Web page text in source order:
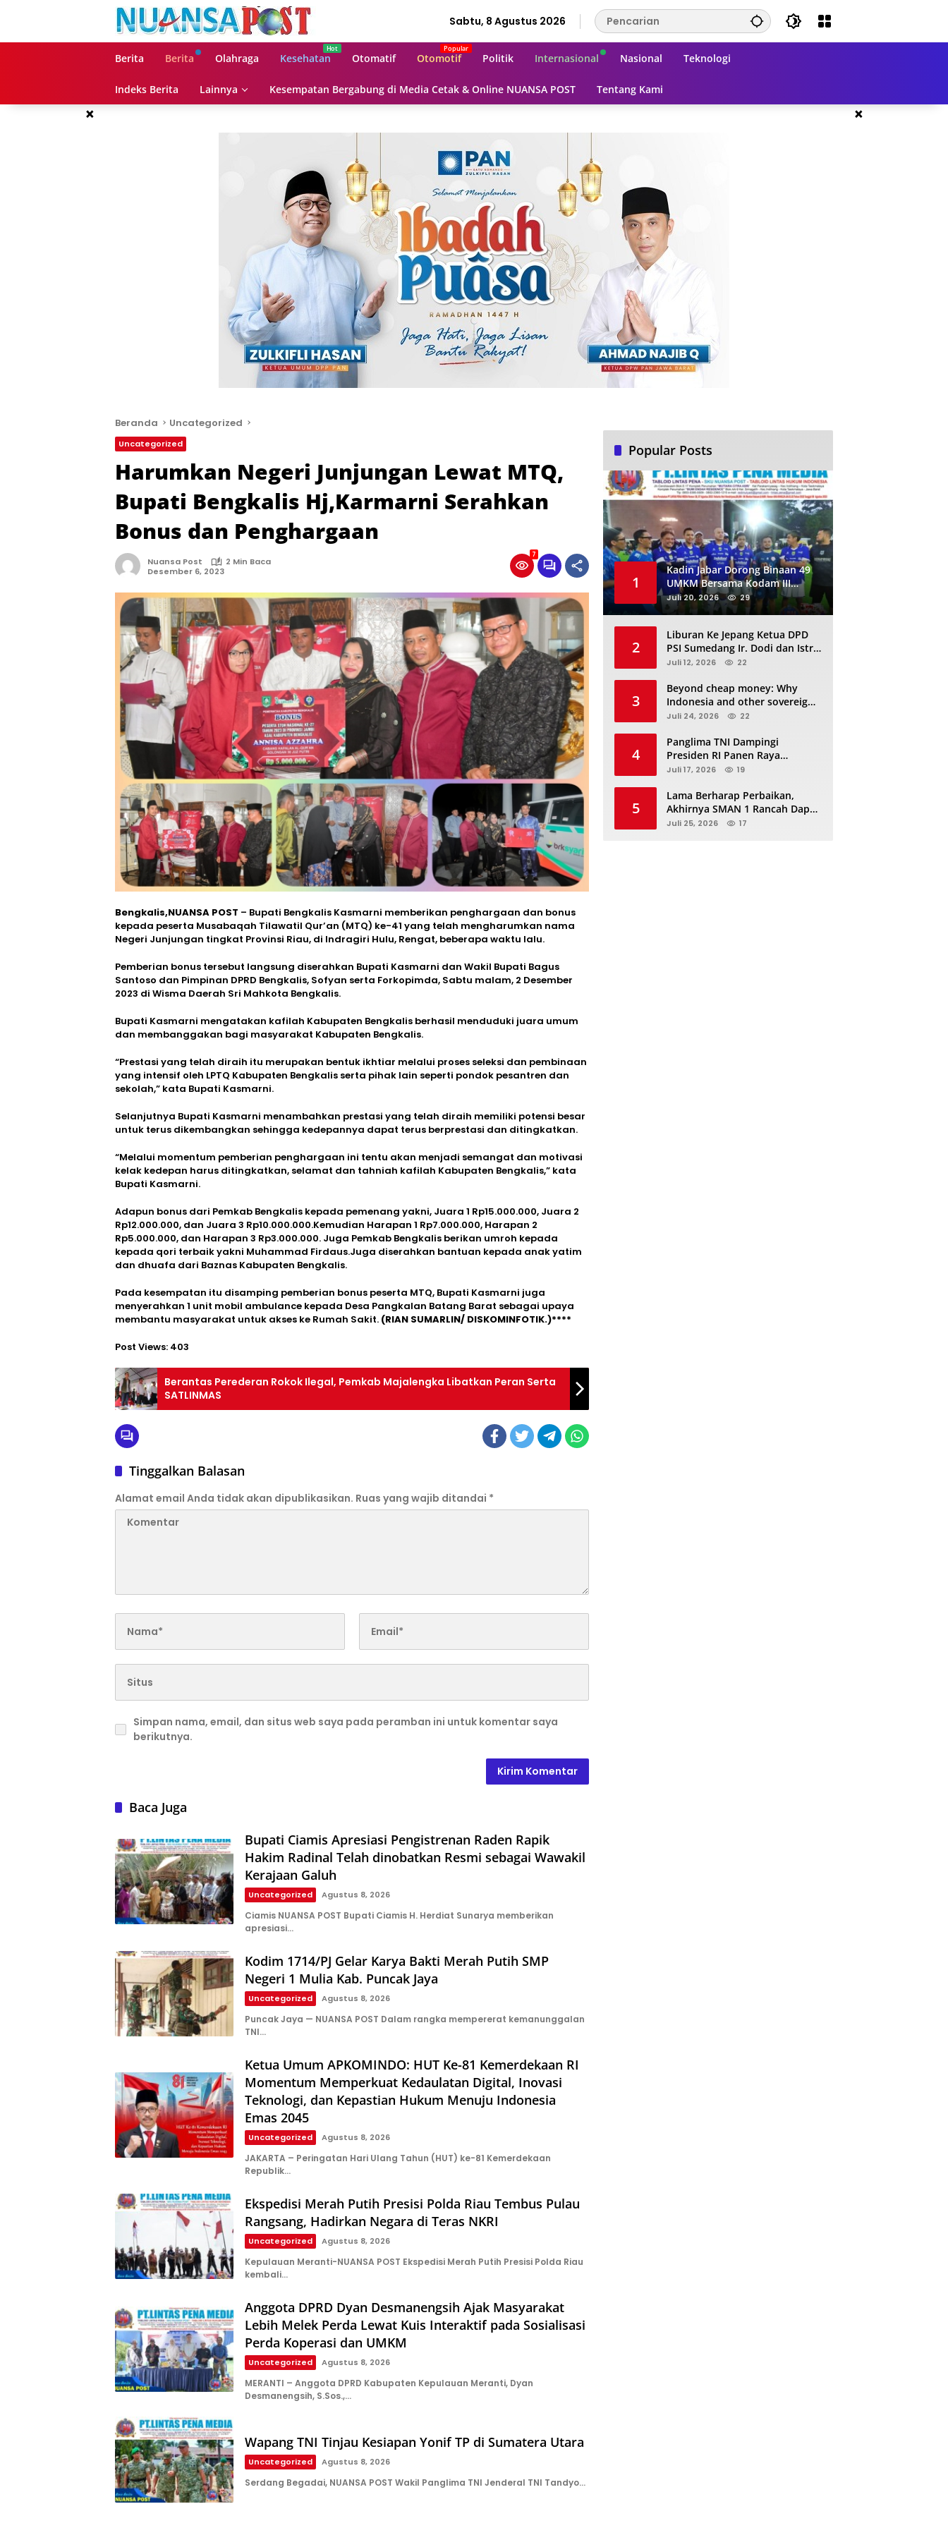
Sabtu, 8 Agustus 2026
Berita Berita Olahraga Kesehatan Otomatif Otomotif Politik Internasional Nasional Teknologi
Indeks Berita Lainnya Kesempatan Bergabung di Media Cetak & Online NUANSA POST Tentang Kami
× ×
Beranda Uncategorized
Uncategorized
Harumkan Negeri Junjungan Lewat MTQ,
Bupati Bengkalis Hj,Karmarni Serahkan
Bonus dan Penghargaan
Nuansa Post
2 Min Baca
Desember 6, 2023
7
Bengkalis,NUANSA POST – Bupati Bengkalis Kasmarni memberikan penghargaan dan bonus
kepada peserta Musabaqah Tilawatil Qur’an (MTQ) ke-41 yang telah mengharumkan nama
Negeri Junjungan tingkat Provinsi Riau, di Indragiri Hulu, Rengat, beberapa waktu lalu.
Pemberian bonus tersebut langsung diserahkan Bupati Kasmarni dan Wakil Bupati Bagus
Santoso dan Pimpinan DPRD Bengkalis, Sofyan serta Forkopimda, Sabtu malam, 2 Desember
2023 di Wisma Daerah Sri Mahkota Bengkalis.
Bupati Kasmarni mengatakan kafilah Kabupaten Bengkalis berhasil menduduki juara umum
dan membanggakan bagi masyarakat Kabupaten Bengkalis.
“Prestasi yang telah diraih itu merupakan bentuk ikhtiar melalui proses seleksi dan pembinaan
yang intensif oleh LPTQ Kabupaten Bengkalis serta pihak lain seperti pondok pesantren dan
sekolah,” kata Bupati Kasmarni.
Selanjutnya Bupati Kasmarni menambahkan prestasi yang telah diraih memiliki potensi besar
untuk terus dikembangkan sehingga kedepannya dapat terus berprestasi dan ditingkatkan.
“Melalui momentum pemberian penghargaan ini tentu akan menjadi semangat dan motivasi
kelak kedepan harus ditingkatkan, selamat dan tahniah kafilah Kabupaten Bengkalis,” kata
Bupati Kasmarni.
Adapun bonus dari Pemkab Bengkalis kepada pemenang yakni, Juara 1 Rp15.000.000, Juara 2
Rp12.000.000, dan Juara 3 Rp10.000.000.Kemudian Harapan 1 Rp7.000.000, Harapan 2
Rp5.000.000, dan Harapan 3 Rp3.000.000. Juga Pemkab Bengkalis berikan umroh kepada
kepada qori terbaik yakni Muhammad Firdaus.Juga diserahkan bantuan kepada anak yatim
dan dhuafa dari Baznas Kabupaten Bengkalis.
Pada kesempatan itu disamping pemberian bonus peserta MTQ, Bupati Kasmarni juga
menyerahkan 1 unit mobil ambulance kepada Desa Pangkalan Batang Barat sebagai upaya
membantu masyarakat untuk akses ke Rumah Sakit. (RIAN SUMARLIN/ DISKOMINFOTIK.)****
Post Views: 403
Berantas Perederan Rokok Ilegal, Pemkab Majalengka Libatkan Peran Serta
SATLINMAS
Tinggalkan Balasan
Alamat email Anda tidak akan dipublikasikan. Ruas yang wajib ditandai *
Simpan nama, email, dan situs web saya pada peramban ini untuk komentar saya
berikutnya.
Baca Juga
Bupati Ciamis Apresiasi Pengistrenan Raden Rapik
Hakim Radinal Telah dinobatkan Resmi sebagai Wawakil
Kerajaan Galuh
Uncategorized Agustus 8, 2026
Ciamis NUANSA POST Bupati Ciamis H. Herdiat Sunarya memberikan
apresiasi…
Kodim 1714/PJ Gelar Karya Bakti Merah Putih SMP
Negeri 1 Mulia Kab. Puncak Jaya
Uncategorized Agustus 8, 2026
Puncak Jaya — NUANSA POST Dalam rangka mempererat kemanunggalan
TNI…
Ketua Umum APKOMINDO: HUT Ke-81 Kemerdekaan RI
Momentum Memperkuat Kedaulatan Digital, Inovasi
Teknologi, dan Kepastian Hukum Menuju Indonesia
Emas 2045
Uncategorized Agustus 8, 2026
JAKARTA – Peringatan Hari Ulang Tahun (HUT) ke-81 Kemerdekaan
Republik…
Ekspedisi Merah Putih Presisi Polda Riau Tembus Pulau
Rangsang, Hadirkan Negara di Teras NKRI
Uncategorized Agustus 8, 2026
Kepulauan Meranti-NUANSA POST Ekspedisi Merah Putih Presisi Polda Riau
kembali…
Anggota DPRD Dyan Desmanengsih Ajak Masyarakat
Lebih Melek Perda Lewat Kuis Interaktif pada Sosialisasi
Perda Koperasi dan UMKM
Uncategorized Agustus 8, 2026
MERANTI – Anggota DPRD Kabupaten Kepulauan Meranti, Dyan
Desmanengsih, S.Sos.,…
Wapang TNI Tinjau Kesiapan Yonif TP di Sumatera Utara
Uncategorized Agustus 8, 2026
Serdang Begadai, NUANSA POST Wakil Panglima TNI Jenderal TNI Tandyo…
Popular Posts
1
Kadin Jabar Dorong Binaan 49
UMKM Bersama Kodam III
Siliwangi Sambil Nobar Final
Piala Dunia, Akan Ada Investor
Juli 20, 2026 29
2
Liburan Ke Jepang Ketua DPD
PSI Sumedang Ir. Dodi dan Istri
Kibarkan Bendera PSI “Jangan
Juli 12, 2026 22
3
Beyond cheap money: Why
Indonesia and other sovereigns
are turning to panda bonds
Juli 24, 2026 22
4
Panglima TNI Dampingi
Presiden RI Panen Raya
Terpadu TNI, Perkuat
Juli 17, 2026 19
5
Lama Berharap Perbaikan,
Akhirnya SMAN 1 Rancah Dapat
Revitalisasi dan Kini Sedang
Juli 25, 2026 17